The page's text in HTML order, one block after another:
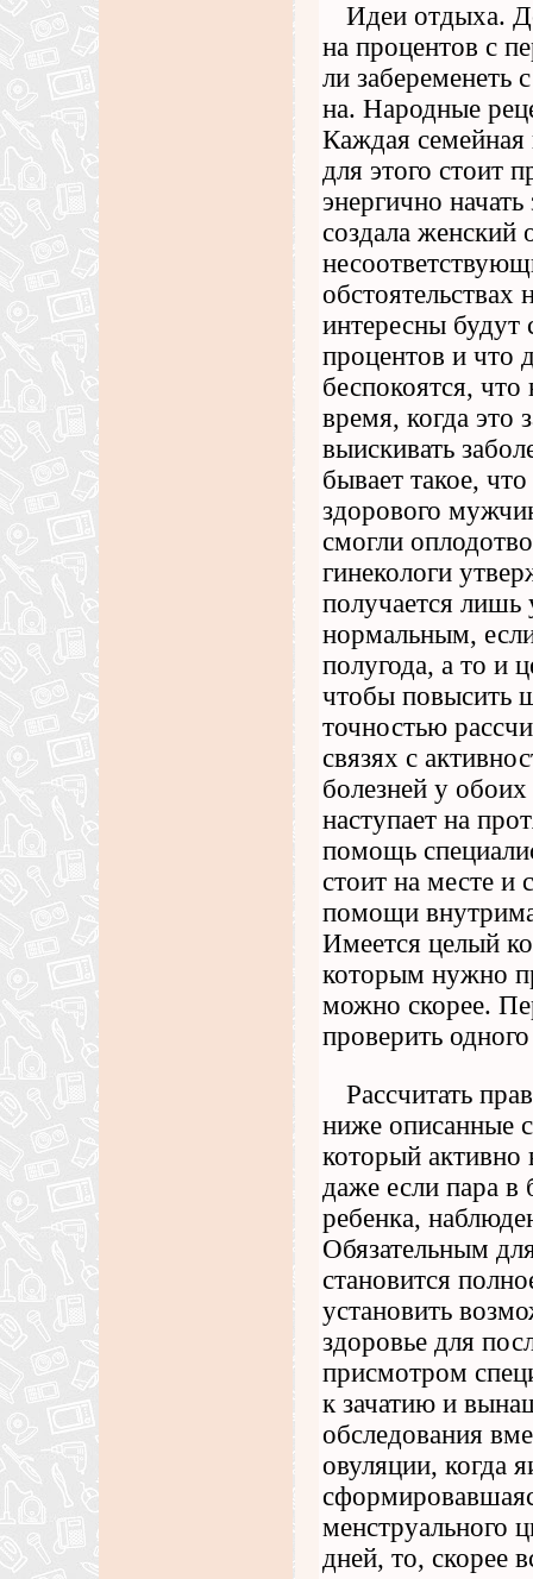
Идеи отдыха.
на процентов с
ли забеременеть
на. Народные
Каждая семейная
для этого стоит
энергично
создала женский
интересны будут
процентов и что
беспокоятся,
время, когда это
выискивать
бывает такое,
здорового
смогли
гинекологи
получается лишь
нормальным,
полугода, а то и
чтобы повысить
точностью
связях с
болезней у
наступает на
помощь
стоит на месте
помощи
Имеется целый
которым нужно
можно скорее.
проверить
Рассчитать
ниже описанные
который активно
даже если пара в
ребенка,
Обязательным
становится
установить
здоровье для
присмотром
к зачатию и
обследования
овуляции, когда
менструального
дней, то, скорее